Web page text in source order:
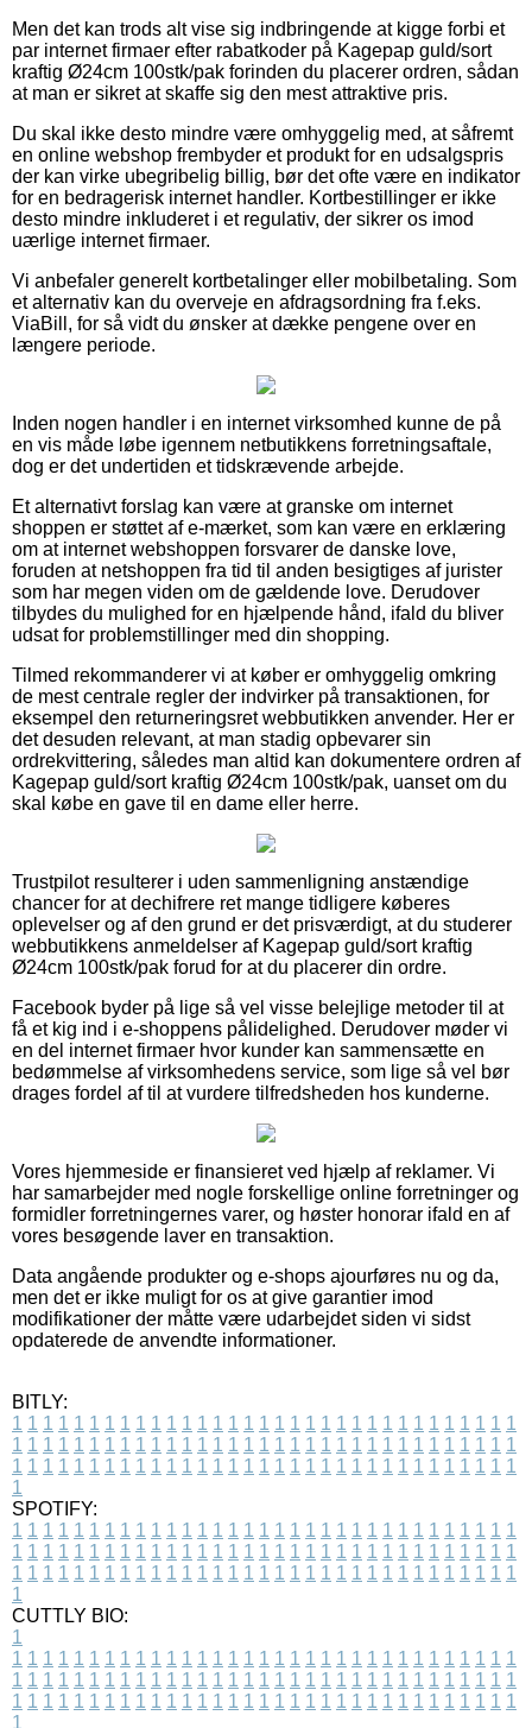
Men det kan trods alt vise sig indbringende at kigge forbi et
par internet firmaer efter rabatkoder på Kagepap guld/sort
kraftig Ø24cm 100stk/pak forinden du placerer ordren, sådan
at man er sikret at skaffe sig den mest attraktive pris.
Du skal ikke desto mindre være omhyggelig med, at såfremt
en online webshop frembyder et produkt for en udsalgspris
der kan virke ubegribelig billig, bør det ofte være en indikator
for en bedragerisk internet handler. Kortbestillinger er ikke
desto mindre inkluderet i et regulativ, der sikrer os imod
uærlige internet firmaer.
Vi anbefaler generelt kortbetalinger eller mobilbetaling. Som
et alternativ kan du overveje en afdragsordning fra f.eks.
ViaBill, for så vidt du ønsker at dække pengene over en
længere periode.
Inden nogen handler i en internet virksomhed kunne de på
en vis måde løbe igennem netbutikkens forretningsaftale,
dog er det undertiden et tidskrævende arbejde.
Et alternativt forslag kan være at granske om internet
shoppen er støttet af e-mærket, som kan være en erklæring
om at internet webshoppen forsvarer de danske love,
foruden at netshoppen fra tid til anden besigtiges af jurister
som har megen viden om de gældende love. Derudover
tilbydes du mulighed for en hjælpende hånd, ifald du bliver
udsat for problemstillinger med din shopping.
Tilmed rekommanderer vi at køber er omhyggelig omkring
de mest centrale regler der indvirker på transaktionen, for
eksempel den returneringsret webbutikken anvender. Her er
det desuden relevant, at man stadig opbevarer sin
ordrekvittering, således man altid kan dokumentere ordren af
Kagepap guld/sort kraftig Ø24cm 100stk/pak, uanset om du
skal købe en gave til en dame eller herre.
Trustpilot resulterer i uden sammenligning anstændige
chancer for at dechifrere ret mange tidligere køberes
oplevelser og af den grund er det prisværdigt, at du studerer
webbutikkens anmeldelser af Kagepap guld/sort kraftig
Ø24cm 100stk/pak forud for at du placerer din ordre.
Facebook byder på lige så vel visse belejlige metoder til at
få et kig ind i e-shoppens pålidelighed. Derudover møder vi
en del internet firmaer hvor kunder kan sammensætte en
bedømmelse af virksomhedens service, som lige så vel bør
drages fordel af til at vurdere tilfredsheden hos kunderne.
Vores hjemmeside er finansieret ved hjælp af reklamer. Vi
har samarbejder med nogle forskellige online forretninger og
formidler forretningernes varer, og høster honorar ifald en af
vores besøgende laver en transaktion.
Data angående produkter og e-shops ajourføres nu og da,
men det er ikke muligt for os at give garantier imod
modifikationer der måtte være udarbejdet siden vi sidst
opdaterede de anvendte informationer.
BITLY:
1 1 1 1 1 1 1 1 1 1 1 1 1 1 1 1 1 1 1 1 1 1 1 1 1 1 1 1 1 1 1 1 1
1 1 1 1 1 1 1 1 1 1 1 1 1 1 1 1 1 1 1 1 1 1 1 1 1 1 1 1 1 1 1 1 1
1 1 1 1 1 1 1 1 1 1 1 1 1 1 1 1 1 1 1 1 1 1 1 1 1 1 1 1 1 1 1 1 1
1
SPOTIFY:
1 1 1 1 1 1 1 1 1 1 1 1 1 1 1 1 1 1 1 1 1 1 1 1 1 1 1 1 1 1 1 1 1
1 1 1 1 1 1 1 1 1 1 1 1 1 1 1 1 1 1 1 1 1 1 1 1 1 1 1 1 1 1 1 1 1
1 1 1 1 1 1 1 1 1 1 1 1 1 1 1 1 1 1 1 1 1 1 1 1 1 1 1 1 1 1 1 1 1
1
CUTTLY BIO:
1
1 1 1 1 1 1 1 1 1 1 1 1 1 1 1 1 1 1 1 1 1 1 1 1 1 1 1 1 1 1 1 1 1
1 1 1 1 1 1 1 1 1 1 1 1 1 1 1 1 1 1 1 1 1 1 1 1 1 1 1 1 1 1 1 1 1
1 1 1 1 1 1 1 1 1 1 1 1 1 1 1 1 1 1 1 1 1 1 1 1 1 1 1 1 1 1 1 1 1
1